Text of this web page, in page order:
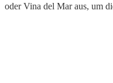
oder Vina del Mar aus, um